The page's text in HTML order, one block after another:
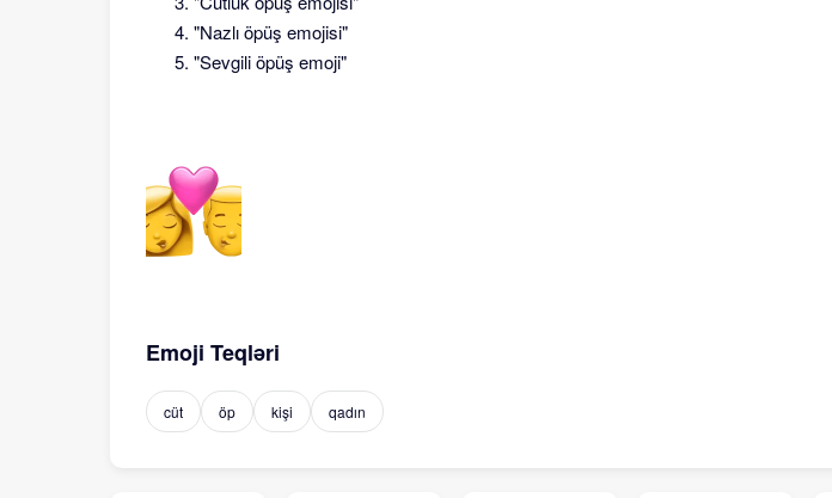
"Nazlı öpüş emojisi"
"Sevgili öpüş emoji"
Emoji Teqləri
cüt öp kişi qadın